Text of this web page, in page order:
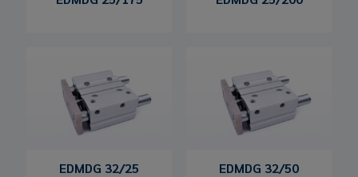
EDMDG 32/25 EDMDG 32/50